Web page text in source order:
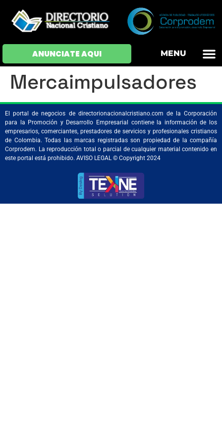
ANUNCIATE AQUI MENU
Mercaimpulsadores
El portal de negocios de directorionacionalcristiano.com de la Corporación
para la Promoción y Desarrollo Empresarial contiene la información de los
empresarios, comerciantes, prestadores de servicios y profesionales cristianos
de Colombia. Todas las marcas registradas son propiedad de la compañía
Corprodem. La reproducción total o parcial de cualquier material contenido en
este portal está prohibido. AVISO LEGAL © Copyright 2024